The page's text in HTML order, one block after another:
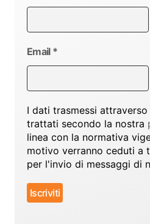
Email *
I dati trasmessi
trattati secondo la nostra
linea con la normativa
motivo verranno ceduti a
per l'invio di messaggi di